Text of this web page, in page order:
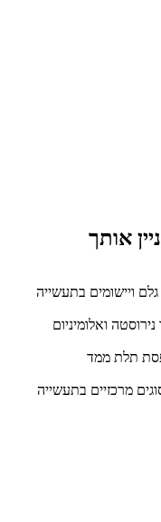
אותך
תלת ממד
מרכזיים בתעשייה